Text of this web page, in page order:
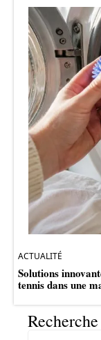
ACTUALITÉ
Solutions
tennis dans une
Recherche